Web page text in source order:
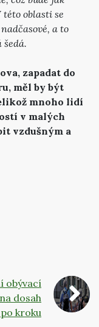
oblasti se
a to
zapadat do
měl by být
mnoho lidí
v malých
vzdušným a
obývací
dosah
kroku